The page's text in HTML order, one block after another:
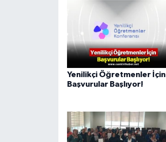
Yenilikçi Öğretmenler İçin
Başvurular Başlıyor!